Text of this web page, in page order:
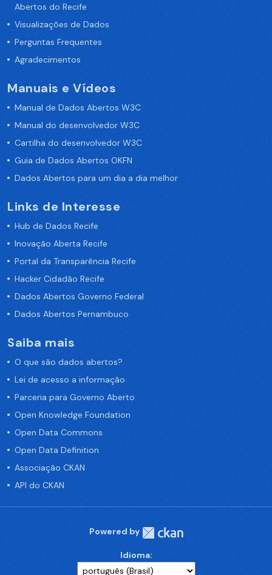
Abertos do Recife
Visualizações de Dados
Perguntas Frequentes
Agradecimentos
Manuais e Vídeos
Manual de Dados Abertos W3C
Manual do desenvolvedor W3C
Cartilha do desenvolvedor W3C
Guia de Dados Abertos OKFN
Dados Abertos para um dia a dia melhor
Links de Interesse
Hub de Dados Recife
Inovação Aberta Recife
Portal da Transparência Recife
Hacker Cidadão Recife
Dados Abertos Governo Federal
Dados Abertos Pernambuco
Saiba mais
O que são dados abertos?
Lei de acesso a informação
Parceria para Governo Aberto
Open Knowledge Foundation
Open Data Commons
Open Data Definition
Associação CKAN
API do CKAN
Powered by
Idioma